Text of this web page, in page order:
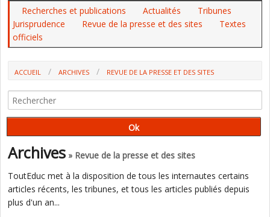
Recherches et publications Actualités
Tribunes
Jurisprudence
Revue de la presse et des sites
Textes
officiels
ACCUEIL ARCHIVES
REVUE DE LA PRESSE ET DES SITES
"INACCEPTABLE" LE PROJET DU GOUVERNEMENT (MAIRE-INFO)
Archives » Revue de la presse et des sites
ToutEduc met à la disposition de tous les internautes certains
articles récents, les tribunes, et tous les articles publiés depuis
plus d'un an...